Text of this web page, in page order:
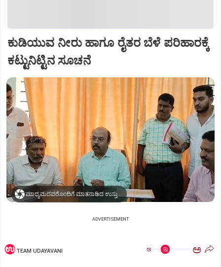
ಕುಡಿಯುವ ನೀರು ಹಾಗೂ ರೈತರ ಬೆಳೆ ಪರಿಹಾರಕ್ಕೆ
ಕಟ್ಟುನಿಟ್ಟಿನ ಸೂಚನೆ
ಮಾಧ್ಯಮದವರೊಂದಿಗೆ ಮಾತನಾಡಿದ ಉಸ್ತುವಾರಿ ಸಚಿವ ಡಾ. ಯತೀಂದ್ರ ಸಿದ್ದರಾಮಯ್ಯ
ADVERTISEMENT
TEAM UDAYAVANI ಅ ಅ